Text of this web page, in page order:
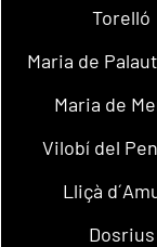
Torelló
Maria de
Maria de
Vilobí del
Lliçà
Dosrius